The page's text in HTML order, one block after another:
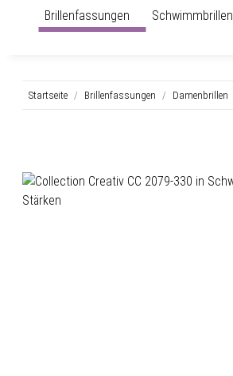
Brillenfassungen Schwimmbrillen
Startseite Brillenfassungen Damenbrillen